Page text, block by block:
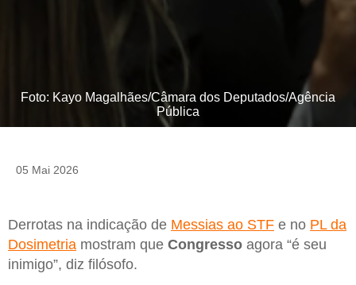
Foto: Kayo Magalhães/Câmara dos Deputados/Agência
Pública
05 Mai 2026
Derrotas na indicação de Messias ao STF e no PL da
Dosimetria mostram que Congresso agora “é seu
inimigo”, diz filósofo.